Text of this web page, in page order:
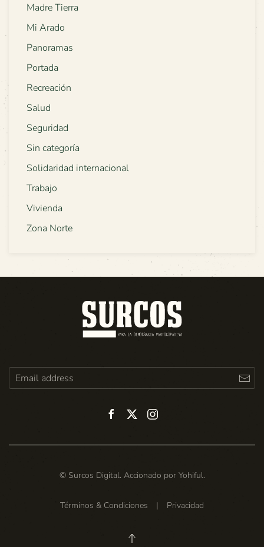
Madre Tierra
Mi Arado
Panoramas
Portada
Recreación
Salud
Seguridad
Sin categoría
Solidaridad internacional
Trabajo
Vivienda
Zona Norte
© Surcos Digital. Accionado por Yohiful.
Términos & Condiciones | Privacidad